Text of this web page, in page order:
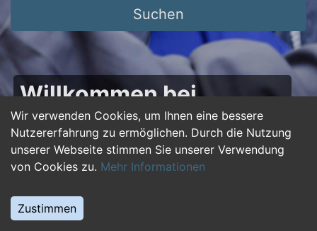
Wir verwenden Cookies, um Ihnen eine bessere
Nutzererfahrung zu ermöglichen. Durch die Nutzung
unserer Webseite stimmen Sie unserer Verwendung
von Cookies zu. Mehr Informationen
Zustimmen
Suchen
Willkommen bei
50plus-jobs.de – Dein
Portal für Jobs ab 50!
Du bist über 50 und suchst nach einer neuen
beruflichen Herausforderung oder einem
Jobwechsel? Auf